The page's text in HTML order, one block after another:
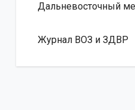
Дальневосточный
Журнал ВОЗ и ЗДВР